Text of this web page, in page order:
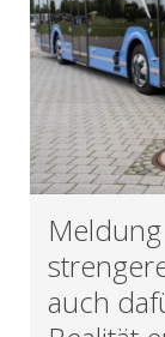
auch